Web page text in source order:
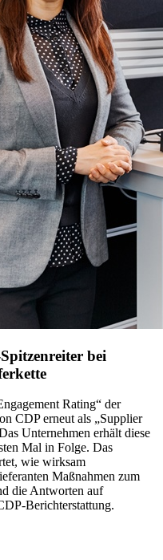
bei
Rating“ der
CDP erneut als „Supplier
Unternehmen erhält diese
Mal in Folge. Das
wie wirksam
Maßnahmen zum
die Antworten auf
Berichterstattung.